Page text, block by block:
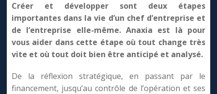
Créer et développer sont deux étapes
importantes dans la vie d’un chef d’entreprise et
de l’entreprise elle-même. Anaxia est là pour
vous aider dans cette étape où tout change très
vite et où tout doit bien être anticipé et analysé.
De la réflexion stratégique, en passant par le
financement, jusqu’au contrôle de l’opération et ses